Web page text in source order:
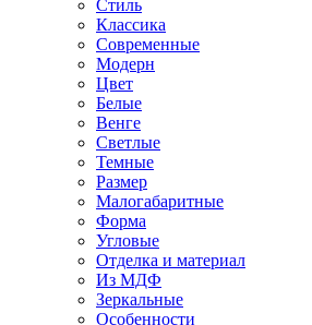
Стиль
Классика
Современные
Модерн
Цвет
Белые
Венге
Светлые
Темные
Размер
Малогабаритные
Форма
Угловые
Отделка и материал
Из МДФ
Зеркальные
Особенности